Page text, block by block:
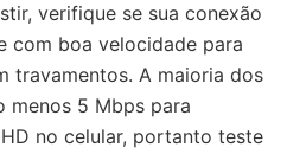
verifique se sua conexão
com boa velocidade para
travamentos. A maioria dos
menos 5 Mbps para
no celular, portanto teste